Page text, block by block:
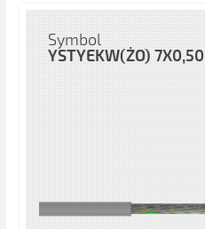
Symbol
YSTYEKW(ŻO) 7X0,50